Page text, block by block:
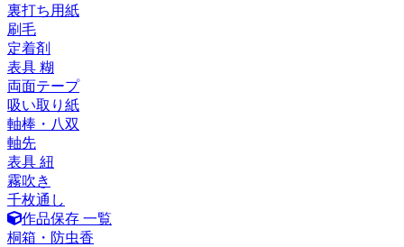
裏打ち用紙
刷毛
定着剤
表具 糊
両面テープ
吸い取り紙
軸棒・八双
軸先
表具 紐
霧吹き
千枚通し
作品保存 一覧
桐箱・防虫香